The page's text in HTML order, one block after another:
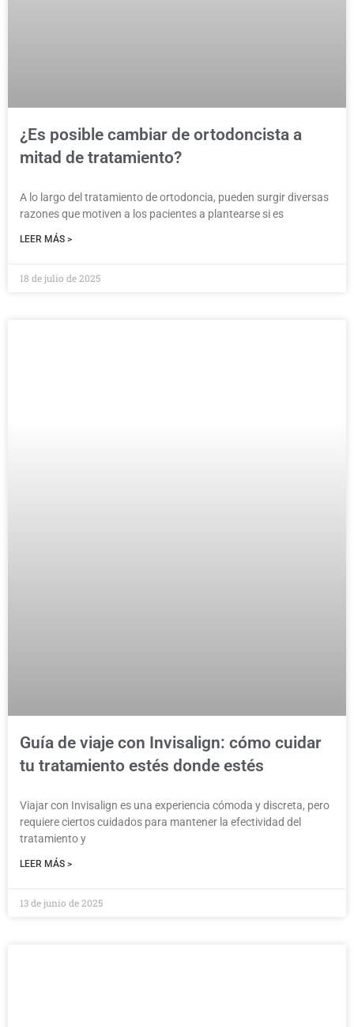
¿Es posible cambiar de ortodoncista a
mitad de tratamiento?
A lo largo del tratamiento de ortodoncia, pueden surgir diversas
razones que motiven a los pacientes a plantearse si es
LEER MÁS >
18 de julio de 2025
Guía de viaje con Invisalign: cómo cuidar
tu tratamiento estés donde estés
Viajar con Invisalign es una experiencia cómoda y discreta, pero
requiere ciertos cuidados para mantener la efectividad del
tratamiento y
LEER MÁS >
13 de junio de 2025